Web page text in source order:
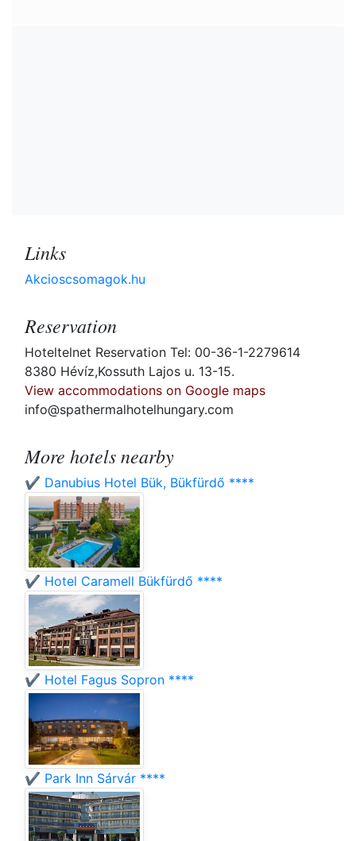
Links
Akcioscsomagok.hu
Reservation
Hoteltelnet Reservation Tel: 00-36-1-2279614
8380 Hévíz,Kossuth Lajos u. 13-15.
View accommodations on Google maps
info@spathermalhotelhungary.com
More hotels nearby
✔️ Danubius Hotel Bük, Bükfürdő ****
✔️ Hotel Caramell Bükfürdő ****
✔️ Hotel Fagus Sopron ****
✔️ Park Inn Sárvár ****